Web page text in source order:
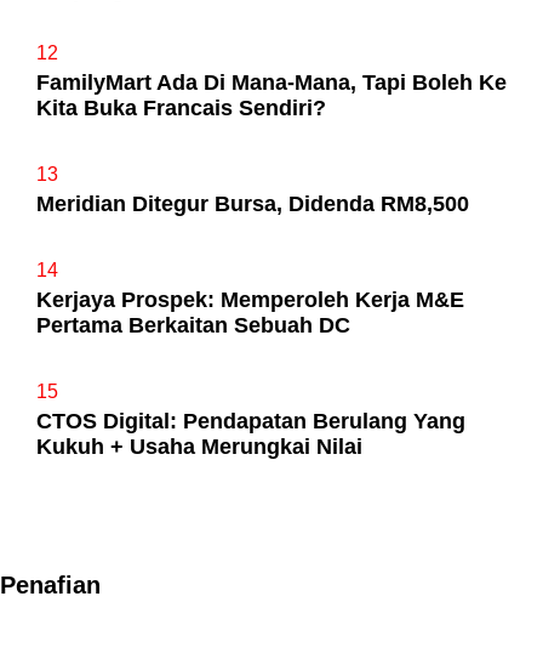
12
FamilyMart Ada Di Mana-Mana, Tapi Boleh Ke
Kita Buka Francais Sendiri?
13
Meridian Ditegur Bursa, Didenda RM8,500
14
Kerjaya Prospek: Memperoleh Kerja M&E
Pertama Berkaitan Sebuah DC
15
CTOS Digital: Pendapatan Berulang Yang
Kukuh + Usaha Merungkai Nilai
Penafian